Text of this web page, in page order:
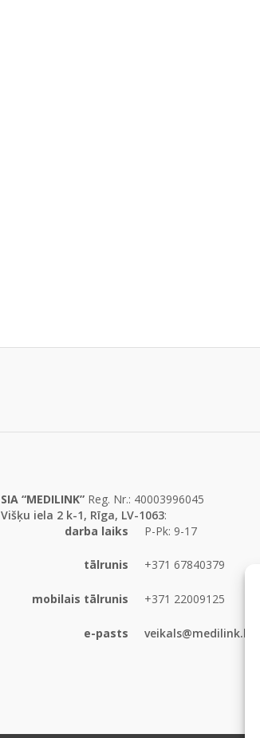
SIA “MEDILINK” Reg. Nr.: 40003996045
Višķu iela 2 k-1, Rīga, LV-1063:
darba laiks
P-Pk: 9-17
tālrunis +371 67840379
mobilais tālrunis +371 22009125
e-pasts veikals@medilink.lv